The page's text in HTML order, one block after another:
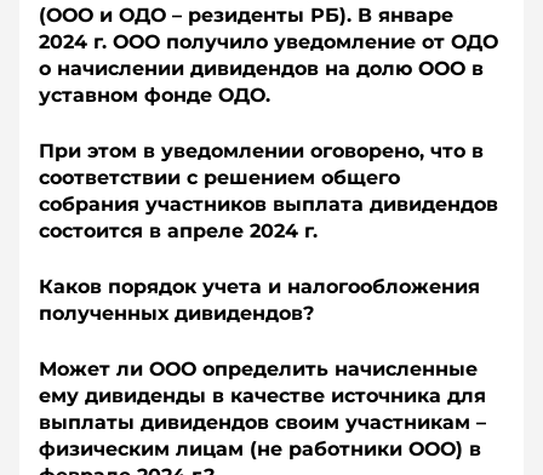
(ООО и ОДО – резиденты РБ). В январе
2024 г. ООО получило уведомление от ОДО
о начислении дивидендов на долю ООО в
уставном фонде ОДО.
При этом в уведомлении оговорено, что в
соответствии с решением общего
собрания участников выплата дивидендов
состоится в апреле 2024 г.
Каков порядок учета и налогообложения
полученных дивидендов?
Может ли ООО определить начисленные
ему дивиденды в качестве источника для
выплаты дивидендов своим участникам –
физическим лицам (не работники ООО) в